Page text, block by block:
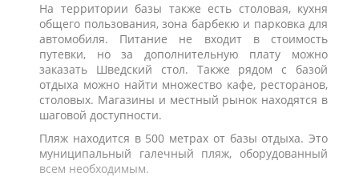
На территории базы также есть столовая, кухня
общего пользования, зона барбекю и парковка для
автомобиля. Питание не входит в стоимость
путевки, но за дополнительную плату можно
заказать Шведский стол. Также рядом с базой
отдыха можно найти множество кафе, ресторанов,
столовых. Магазины и местный рынок находятся в
шаговой доступности.
Пляж находится в 500 метрах от базы отдыха. Это
муниципальный галечный пляж, оборудованный
всем необходимым.